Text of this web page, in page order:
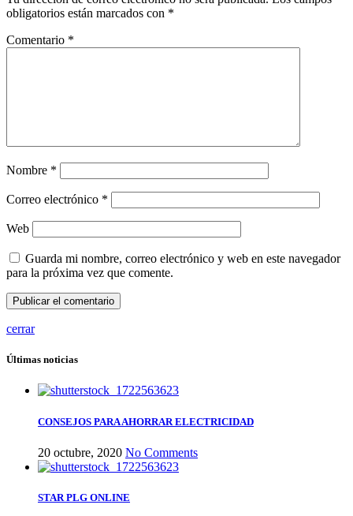
obligatorios están marcados con *
Comentario *
Nombre *
Correo electrónico *
Web
Guarda mi nombre, correo electrónico y web en este navegador
para la próxima vez que comente.
cerrar
Últimas noticias
CONSEJOS PARA AHORRAR ELECTRICIDAD
20 octubre, 2020 No Comments
STAR PLG ONLINE